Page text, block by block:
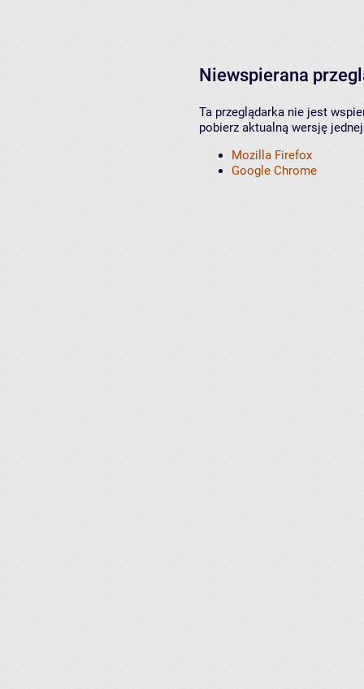
Niewspierana
Ta przeglądarka nie jest
pobierz aktualną wersję
Mozilla Firefox
Google Chrome